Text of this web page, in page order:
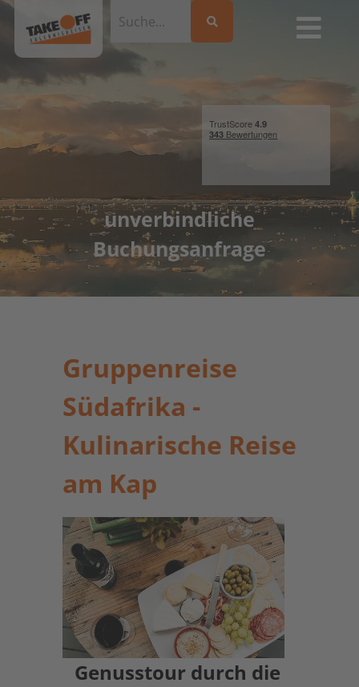
unverbindliche
Buchungsanfrage
Gruppenreise
Südafrika -
Kulinarische Reise
am Kap
Genusstour durch die